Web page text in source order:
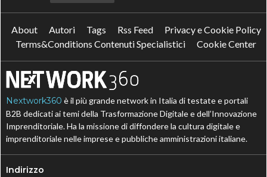
About Autori Tags Rss Feed
Privacy e Cookie Policy
Terms&Conditions Contenuti Specialistici
Cookie Center
Nextwork360 è il più grande network in Italia di testate e portali
B2B dedicati ai temi della Trasformazione Digitale e dell’Innovazione
Imprenditoriale. Ha la missione di diffondere la cultura digitale e
imprenditoriale nelle imprese e pubbliche amministrazioni italiane.
Indirizzo